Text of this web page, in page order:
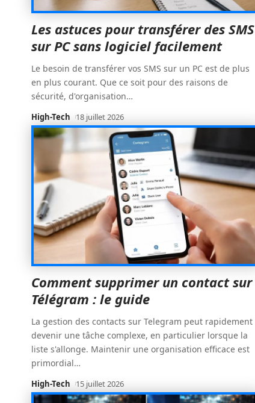
Les astuces pour transférer des SMS
sur PC sans logiciel facilement
Le besoin de transférer vos SMS sur un PC est de plus
en plus courant. Que ce soit pour des raisons de
sécurité, d'organisation…
High-Tech 18 juillet 2026
Comment supprimer un contact sur
Télégram : le guide
La gestion des contacts sur Telegram peut rapidement
devenir une tâche complexe, en particulier lorsque la
liste s'allonge. Maintenir une organisation efficace est
primordial…
High-Tech 15 juillet 2026